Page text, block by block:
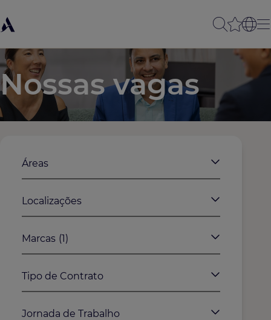
Nossas vagas
Áreas
Localizações
Marcas (1)
Tipo de Contrato
Jornada de Trabalho